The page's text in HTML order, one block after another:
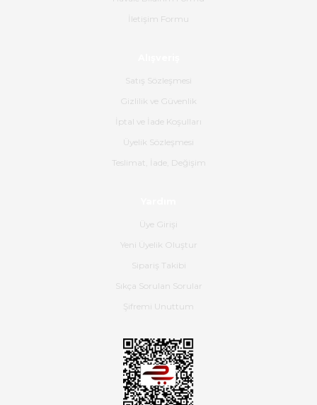
satış personeline de güzel ve
nazik ilgisi için teşekkür ederim.
Hızlı bir şekilde elimize ulaştı
ulaştı.Ürünün paketlenmesi
Diğer yorumları göster
İletişim Formu
Satış Sözleşmesi
Gizlilik ve Güvenlik
İptal ve İade Koşulları
Üyelik Sözleşmesi
Teslimat, İade, Değişim
Üye Girişi
Yeni Üyelik Oluştur
Sipariş Takibi
Sıkça Sorulan Sorular
Şifremi Unuttum